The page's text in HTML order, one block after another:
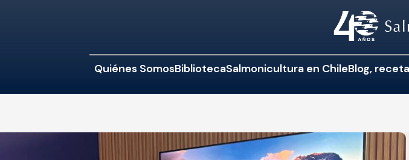
Quiénes SomosBibliotecaSalmonicultura en ChileBlog,